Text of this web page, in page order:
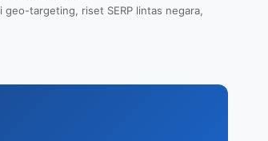
targeting, riset SERP lintas negara,